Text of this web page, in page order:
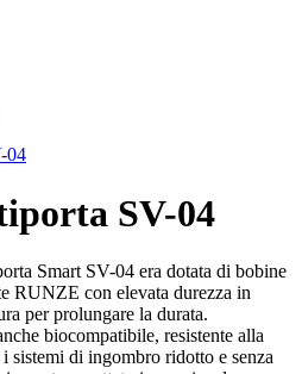
04
SV-04
Smart SV-04 era dotata di bobine
RUNZE con elevata durezza in
per prolungare la durata.
biocompatibile, resistente alla
sistemi di ingombro ridotto e senza